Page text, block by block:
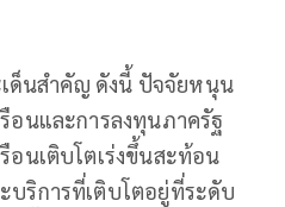
เด็นสำคัญ ดังนี้ ปัจจัยหนุน
อนและการลงทุนภาครัฐ
อนเติบโตเร่งขึ้นสะท้อน
บริการที่เติบโตอยู่ที่ระดับ